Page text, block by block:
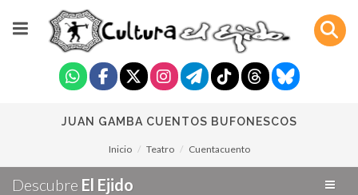
JUAN GAMBA CUENTOS BUFONESCOS
Inicio Teatro Cuentacuento
Descubre El Ejido